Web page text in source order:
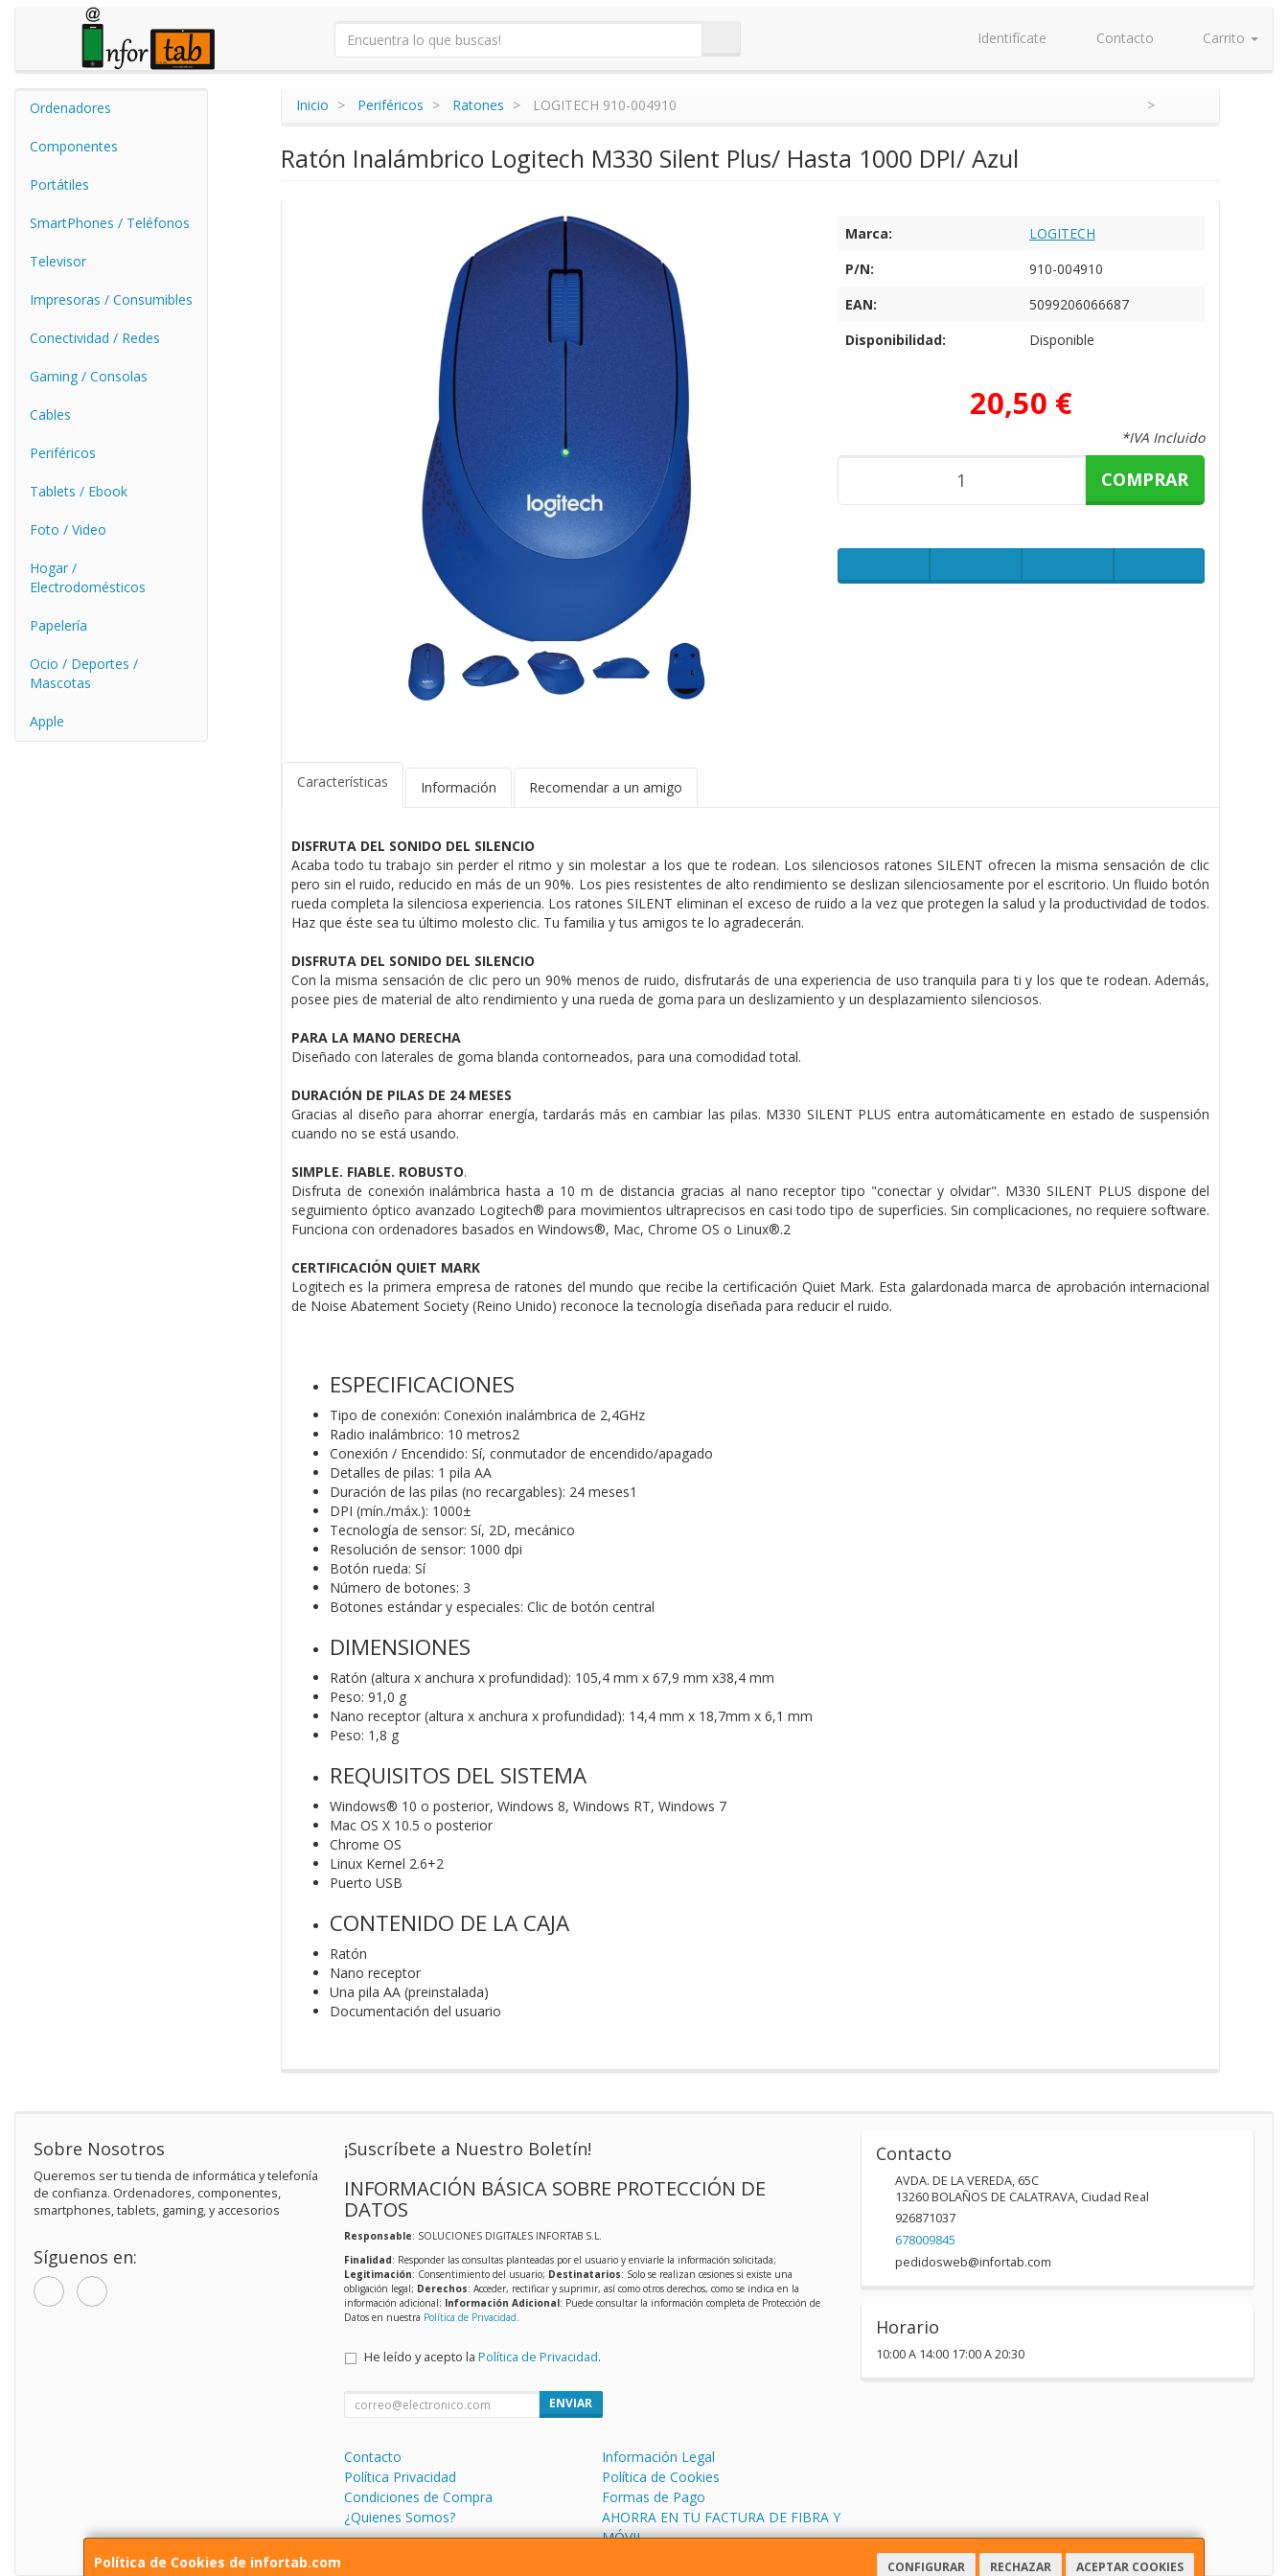
Identifícate Contacto Carrito
Ordenadores
Componentes
Portátiles
SmartPhones / Teléfonos
Televisor
Impresoras / Consumibles
Conectividad / Redes
Gaming / Consolas
Cables
Periféricos
Tablets / Ebook
Foto / Video
Hogar /
Electrodomésticos
Papelería
Ocio / Deportes /
Mascotas
Apple
Inicio Periféricos Ratones LOGITECH 910-004910
Ratón Inalámbrico Logitech M330 Silent Plus/ Hasta 1000 DPI/ Azul
Marca:
LOGITECH
P/N:
910-004910
EAN:
5099206066687
Disponibilidad:
Disponible
20,50 €
*IVA Incluido
COMPRAR
Características Información Recomendar a un amigo
DISFRUTA DEL SONIDO DEL SILENCIO
Acaba todo tu trabajo sin perder el ritmo y sin molestar a los que te rodean. Los silenciosos ratones SILENT ofrecen la misma sensación de clic
pero sin el ruido, reducido en más de un 90%. Los pies resistentes de alto rendimiento se deslizan silenciosamente por el escritorio. Un fluido botón
rueda completa la silenciosa experiencia. Los ratones SILENT eliminan el exceso de ruido a la vez que protegen la salud y la productividad de todos.
Haz que éste sea tu último molesto clic. Tu familia y tus amigos te lo agradecerán.
DISFRUTA DEL SONIDO DEL SILENCIO
Con la misma sensación de clic pero un 90% menos de ruido, disfrutarás de una experiencia de uso tranquila para ti y los que te rodean. Además,
posee pies de material de alto rendimiento y una rueda de goma para un deslizamiento y un desplazamiento silenciosos.
PARA LA MANO DERECHA
Diseñado con laterales de goma blanda contorneados, para una comodidad total.
DURACIÓN DE PILAS DE 24 MESES
Gracias al diseño para ahorrar energía, tardarás más en cambiar las pilas. M330 SILENT PLUS entra automáticamente en estado de suspensión
cuando no se está usando.
SIMPLE. FIABLE. ROBUSTO.
Disfruta de conexión inalámbrica hasta a 10 m de distancia gracias al nano receptor tipo "conectar y olvidar". M330 SILENT PLUS dispone del
seguimiento óptico avanzado Logitech® para movimientos ultraprecisos en casi todo tipo de superficies. Sin complicaciones, no requiere software.
Funciona con ordenadores basados en Windows®, Mac, Chrome OS o Linux®.2
CERTIFICACIÓN QUIET MARK
Logitech es la primera empresa de ratones del mundo que recibe la certificación Quiet Mark. Esta galardonada marca de aprobación internacional
de Noise Abatement Society (Reino Unido) reconoce la tecnología diseñada para reducir el ruido.
ESPECIFICACIONES
Tipo de conexión: Conexión inalámbrica de 2,4GHz
Radio inalámbrico: 10 metros2
Conexión / Encendido: Sí, conmutador de encendido/apagado
Detalles de pilas: 1 pila AA
Duración de las pilas (no recargables): 24 meses1
DPI (mín./máx.): 1000±
Tecnología de sensor: Sí, 2D, mecánico
Resolución de sensor: 1000 dpi
Botón rueda: Sí
Número de botones: 3
Botones estándar y especiales: Clic de botón central
DIMENSIONES
Ratón (altura x anchura x profundidad): 105,4 mm x 67,9 mm x38,4 mm
Peso: 91,0 g
Nano receptor (altura x anchura x profundidad): 14,4 mm x 18,7mm x 6,1 mm
Peso: 1,8 g
REQUISITOS DEL SISTEMA
Windows® 10 o posterior, Windows 8, Windows RT, Windows 7
Mac OS X 10.5 o posterior
Chrome OS
Linux Kernel 2.6+2
Puerto USB
CONTENIDO DE LA CAJA
Ratón
Nano receptor
Una pila AA (preinstalada)
Documentación del usuario
Política de Cookies de infortab.com CONFIGURAR RECHAZAR ACEPTAR COOKIES
Sobre Nosotros
Queremos ser tu tienda de informática y telefonía
de confianza. Ordenadores, componentes,
smartphones, tablets, gaming, y accesorios
Síguenos en:
¡Suscríbete a Nuestro Boletín!
INFORMACIÓN BÁSICA SOBRE PROTECCIÓN DE
DATOS
Responsable: SOLUCIONES DIGITALES INFORTAB S.L.
Finalidad: Responder las consultas planteadas por el usuario y enviarle la información solicitada;
Legitimación: Consentimiento del usuario; Destinatarios: Solo se realizan cesiones si existe una
obligación legal; Derechos: Acceder, rectificar y suprimir, así como otros derechos, como se indica en la
información adicional; Información Adicional: Puede consultar la información completa de Protección de
Datos en nuestra Política de Privacidad.
He leído y acepto la Política de Privacidad.
ENVIAR
Contacto
Información Legal
Política Privacidad
Política de Cookies
Condiciones de Compra
Formas de Pago
¿Quienes Somos?
AHORRA EN TU FACTURA DE FIBRA Y
MÓVIL
Contacto
AVDA. DE LA VEREDA, 65C
13260BOLAÑOS DE CALATRAVA, Ciudad Real
926871037
678009845
pedidosweb@infortab.com
Horario
10:00 A 14:00 17:00 A 20:30